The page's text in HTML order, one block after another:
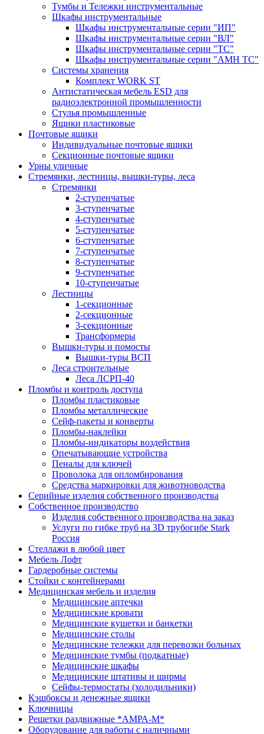
Тумбы и Тележки инструментальные
Шкафы инструментальные
Шкафы инструментальные серии "ИП"
Шкафы инструментальные серии "ВЛ"
Шкафы инструментальные серии "ТС"
Шкафы инструментальные серии "AMH TC"
Системы хранения
Комплект WORK ST
Антистатическая мебель ESD для
радиоэлектронной промышленности
Стулья промышленные
Ящики пластиковые
Почтовые ящики
Индивидуальные почтовые ящики
Секционные почтовые ящики
Урны уличные
Стремянки, лестницы, вышки-туры, леса
Стремянки
2-ступенчатые
3-ступенчатые
4-ступенчатые
5-ступенчатые
6-ступенчатые
7-ступенчатые
8-ступенчатые
9-ступенчатые
10-ступенчатые
Лестницы
1-секционные
2-секционные
3-секционные
Трансформеры
Вышки-туры и помосты
Вышки-туры ВСП
Леса строительные
Леса ЛСРП-40
Пломбы и контроль доступа
Пломбы пластиковые
Пломбы металлические
Сейф-пакеты и конверты
Пломбы-наклейки
Пломбы-индикаторы воздействия
Опечатывающие устройства
Пеналы для ключей
Проволока для опломбирования
Средства маркировки для животноводства
Серийные изделия собственного производства
Собственное производство
Изделия собственного производства на заказ
Услуги по гибке труб на 3D трубогибе Stark
Россия
Стеллажи в любой цвет
Мебель Лофт
Гардеробные системы
Стойки с контейнерами
Медицинская мебель и изделия
Медицинские аптечки
Медицинские кровати
Медицинские кушетки и банкетки
Медицинские столы
Медицинские тележки для перевозки больных
Медицинские тумбы (подкатные)
Медицинские шкафы
Медицинские штативы и ширмы
Сейфы-термостаты (холодильники)
Кэшбоксы и денежные ящики
Ключницы
Решетки раздвижные *АМРА-М*
Оборудование для работы с наличными